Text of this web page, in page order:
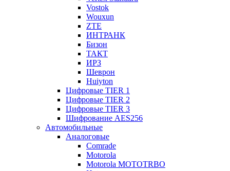
Vostok
Wouxun
ZTE
ИНТРАНК
Бизон
ТАКТ
ИРЗ
Шеврон
Huiyton
Цифровые TIER 1
Цифровые TIER 2
Цифровые TIER 3
Шифрование AES256
Автомобильные
Аналоговые
Comrade
Motorola
Motorola MOTOTRBO